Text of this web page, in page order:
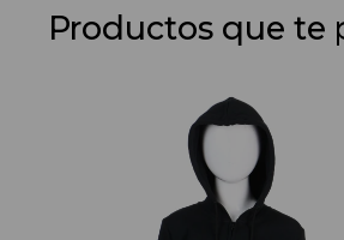
Productos que te